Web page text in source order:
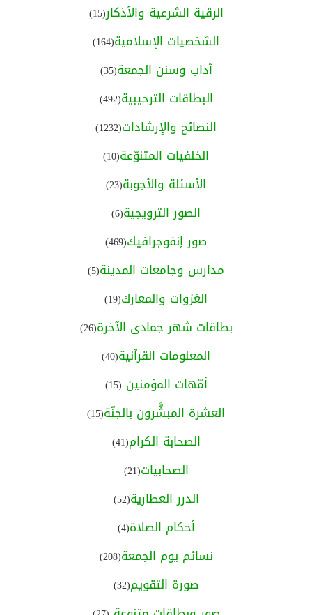
الرقية الشرعية والأذكار(15)
الشخصيات الإسلامية(164)
آداب وسنن الجمعة(35)
البطاقات الترحيبية(492)
النصائح والإرشادات(1232)
الخلفيات المتنوّعة(10)
الأسئلة والأجوبة(23)
الصور الترويجية(6)
صور إنفوجرافيك(469)
مدارس وجامعات المدينة(5)
الغزوات والمعارك(19)
بطاقات شهر جمادى الآخرة(26)
المعلومات القرآنية(40)
أمّهات المؤمنين (15)
العشرة المبشَّرون بالجنّة(15)
الصحابة الكرام(41)
الصحابيات(21)
الدرر العطارية(52)
أحكام الصلاة(4)
نسائم يوم الجمعة(208)
صورة التقويم(32)